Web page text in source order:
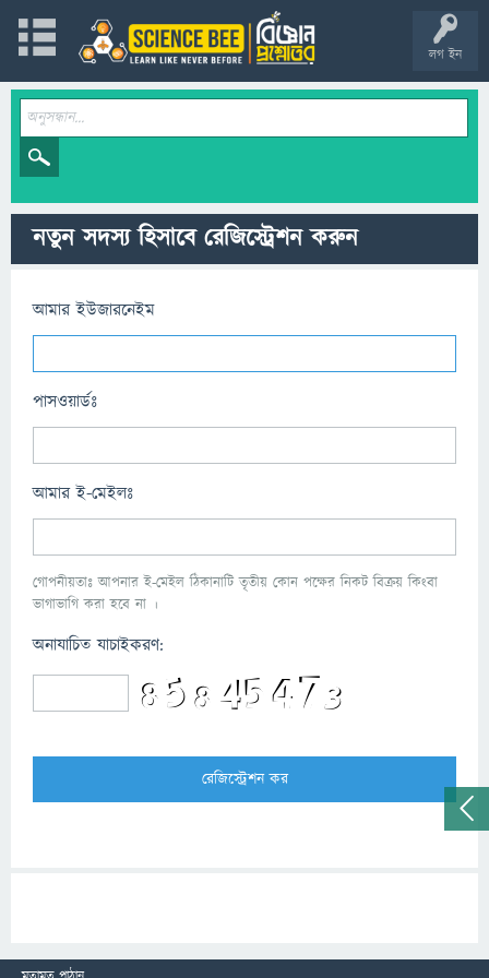
লগ ইন
নতুন সদস্য হিসাবে রেজিস্ট্রেশন করুন
আমার ইউজারনেইম
পাসওয়ার্ডঃ
আমার ই-মেইলঃ
গোপনীয়তাঃ আপনার ই-মেইল ঠিকানাটি তৃতীয় কোন পক্ষের নিকট বিক্রয় কিংবা
ভাগাভাগি করা হবে না ।
অনাযাচিত যাচাইকরণ: